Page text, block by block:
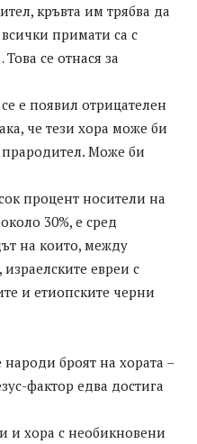
кръвта им трябва да
примати са с
се отнася за
е появил отрицателен
че тези хора може би
Може би
процент носители на
30%, е сред
на които, между
израелските евреи с
и етиопските черни
броят на хората –
фактор едва достига
и хора с необикновени